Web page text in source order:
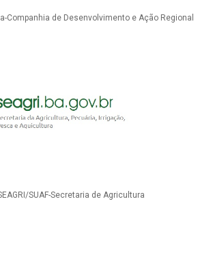
Companhia de Desenvolvimento e Ação Regional
SUAF-Secretaria de Agricultura